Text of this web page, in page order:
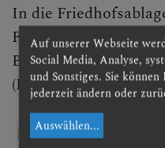
In die
Friedhof abgelagert
Bitte die
(Pfarrkirchenrat 11.
Auf unserer Webseite
Social Media, Analyse,
und Sonstiges. Sie
jederzeit ändern oder
Auswählen...